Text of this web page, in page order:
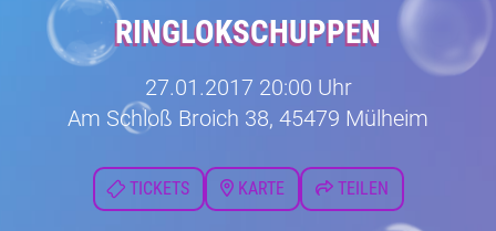
RINGLOKSCHUPPEN
27.01.2017 20:00 Uhr
Am Schloß Broich 38, 45479 Mülheim
TICKETS KARTE TEILEN